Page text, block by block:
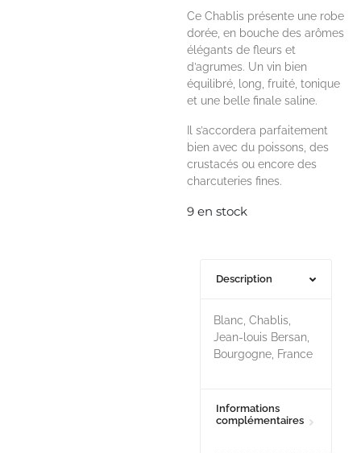
Ce Chablis présente une robe
dorée, en bouche des arômes
élégants de fleurs et
d’agrumes. Un vin bien
équilibré, long, fruité, tonique
et une belle finale saline.
Il s’accordera parfaitement
bien avec du poissons, des
crustacés ou encore des
charcuteries fines.
9 en stock
Description
Blanc, Chablis,
Jean-louis Bersan,
Bourgogne, France
Informations
complémentaires